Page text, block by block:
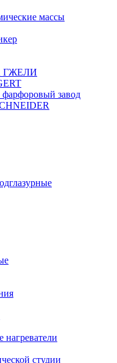
массы
ГЖЕЛИ
завод
студии